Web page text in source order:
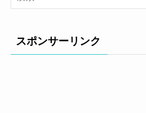
スポンサーリンク